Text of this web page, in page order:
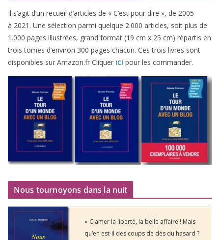
Il s’agit d’un recueil d’ar­ticles de « C’est pour dire », de 2005
à 2021 . Une sélec­tion par­mi quelque 2.000 articles, soit plus de
1 .000 pages illus­trées, grand for­mat (19 cm x 25 cm) répar­tis en
trois tomes d’environ 300 pages cha­cun. Ces trois livres sont
dis­po­nibles sur Amazon​.fr Cliquer ICI pour les commander.
Nous tournoyons dans la nuit
« Clamer la liberté, la belle affaire ! Mais
qu’en est-il des coups de dés du hasard ?